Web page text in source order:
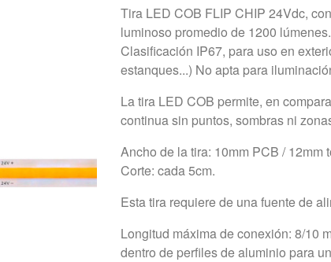
Tira LED COB FLIP CHIP 24Vdc,
luminoso promedio de 1200
Clasificación IP67, para uso en
estanques...) No apta para
La tira LED COB permite, en
continua sin puntos, sombras ni
Ancho de la tira: 10mm PCB /
Corte: cada 5cm.
Esta tira requiere de una fuente de
Longitud máxima de conexión: 8/10
dentro de perfiles de aluminio para